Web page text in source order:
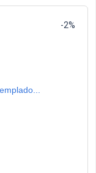
-2%